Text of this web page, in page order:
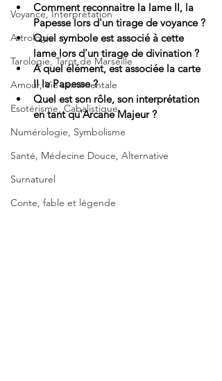
Voyance, Interprétation
Astrologie
Tarologie, Tarot de Marseille
Amour, Vie sentimentale
Esotérisme, Cabalistique
Numérologie, Symbolisme
Santé, Médecine Douce, Alternative
Surnaturel
Conte, fable et légende
Comment reconnaitre la lame II, la
Papesse lors d'un tirage de voyance ?
Quel symbole est associé à cette
lame lors d'un tirage de divination ?
A quel élément, est associée la carte
II la Papesse ?
Quel est son rôle, son interprétation
en tant qu'Arcane Majeur ?